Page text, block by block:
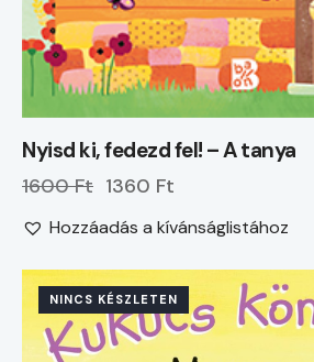
Nyisd ki, fedezd fel! – A tanya
1600 Ft 1360 Ft
Hozzáadás a kívánságlistához
NINCS KÉSZLETEN